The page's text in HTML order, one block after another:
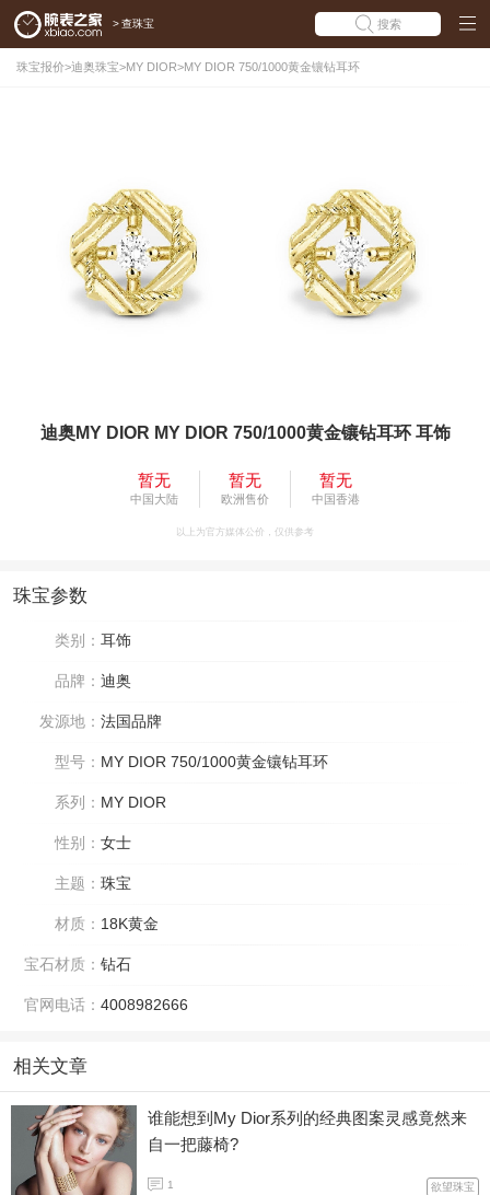
> 查珠宝 搜索
珠宝报价>迪奥珠宝>MY DIOR>MY DIOR 750/1000黄金镶钻耳环
迪奥MY DIOR MY DIOR 750/1000黄金镶钻耳环 耳饰
暂无
中国大陆
暂无
欧洲售价
暂无
中国香港
以上为官方媒体公价，仅供参考
珠宝参数
类别： 耳饰
品牌： 迪奥
发源地： 法国品牌
型号： MY DIOR 750/1000黄金镶钻耳环
系列： MY DIOR
性别： 女士
主题： 珠宝
材质： 18K黄金
宝石材质： 钻石
官网电话： 4008982666
相关文章
谁能想到My Dior系列的经典图案灵感竟然来
自一把藤椅?
1 欲望珠宝